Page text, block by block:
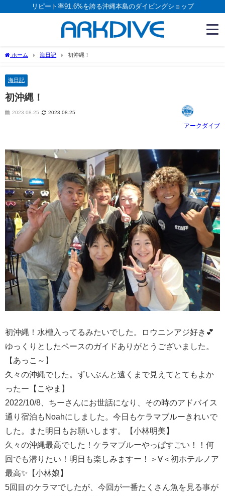
リピート率91.6%を誇る沖縄本島のダイビングショップ
ホーム 海日記 初沖縄！
海日記
初沖縄！
2023.08.25 2023.08.25
アークダイブ
初沖縄！水槽入ってるみたいでした。ロウニンアジ好き💕
ゆっくりとしたペースのガイドありがとうございました。
【あっこ～】
久々の沖縄でした。ずいぶんと遠くまで見えてとてもよか
ったー【こやま】
2022/10/8、ちーさんにお世話になり、その時のアドバイス
通り宿泊もNoahにしました。今日もケラマブルーきれいで
した。また明日もお願いします。【小林明美】
久々の沖縄最高でした！ケラマブルーやっぱすごい！！何
回でも潜りたい！明日も楽しみますー！＞∀＜初ホテルノア
最高✨【小林娘】
5回目のケラマでしたが、今回が一番たくさん魚を見る事が